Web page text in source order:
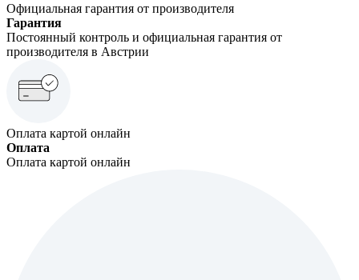
Официальная гарантия от производителя
Гарантия
Постоянный контроль и официальная гарантия от
производителя в Австрии
Оплата картой онлайн
Оплата
Оплата картой онлайн